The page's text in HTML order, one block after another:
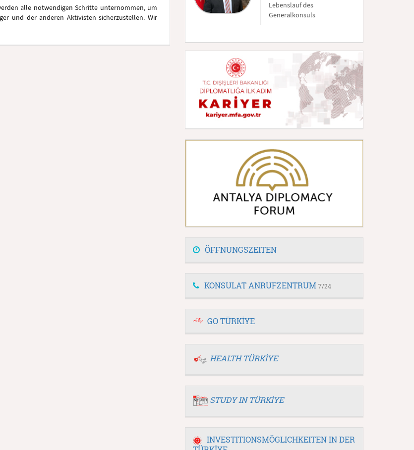
alle notwendigen Schritte unternommen, um
und der anderen Aktivisten sicherzustellen. Wir
Lebenslauf des
Generalkonsuls
ÖFFNUNGSZEITEN
KONSULAT ANRUFZENTRUM 7/24
GO TÜRKİYE
HEALTH TÜRKİYE
STUDY IN TÜRKİYE
INVESTITIONSMÖGLICHKEITEN IN DER